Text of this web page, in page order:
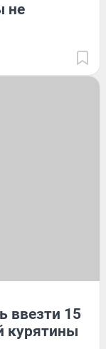
не
ввезти 15
курятины